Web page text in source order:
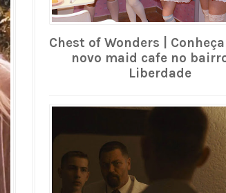
Chest of Wonders |
novo maid cafe no
Liberdade